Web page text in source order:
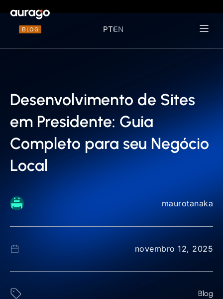
BLOG PTEN
Desenvolvimento de Sites
em Presidente: Guia
Completo para seu Negócio
Local
maurotanaka
novembro 12, 2025
Blog